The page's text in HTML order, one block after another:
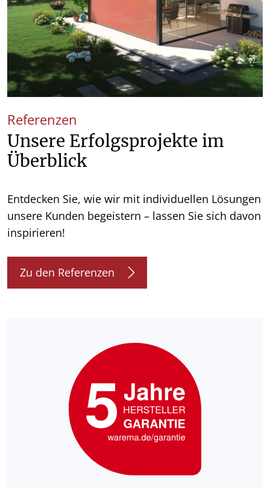
Referenzen
Unsere Erfolgsprojekte im
Überblick
Entdecken Sie, wie wir mit individuellen Lösungen
unsere Kunden begeistern – lassen Sie sich davon
inspirieren!
Zu den Referenzen